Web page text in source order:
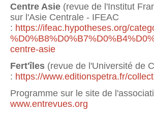
Centre Asie (revue de l'Institut
sur l'Asie Centrale - IFEAC
: https://ifeac.hypotheses.org/
centre-asie
Fert'îles (revue de l'Université de
: https://www.editionspetra.fr/
Programme sur le site de
www.entrevues.org